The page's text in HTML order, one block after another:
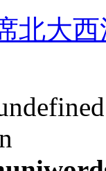
北大